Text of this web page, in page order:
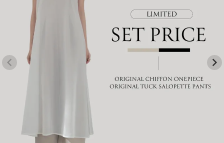
商品タイプ
HIT ITEM